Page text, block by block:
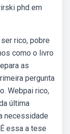
phd em
rico, pobre
como o livro
as
pergunta
Webpai rico,
última
necessidade
essa a tese